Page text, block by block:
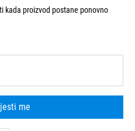
kada proizvod postane ponovno
me